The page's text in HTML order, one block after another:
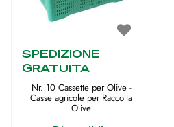
SPEDIZIONE
GRATUITA
Nr. 10 Cassette per Olive -
Casse agricole per Raccolta
Olive